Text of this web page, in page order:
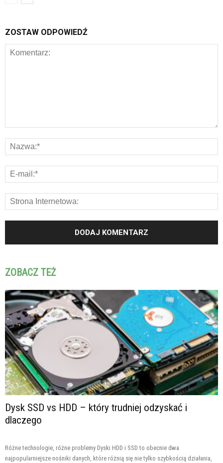
ZOSTAW ODPOWIEDŹ
ZOBACZ TEŻ
Dysk SSD vs HDD – który trudniej odzyskać i
dlaczego
Różne technologie, różne problemy Dyski HDD i SSD to obecnie dwa
najpopularniejsze nośniki danych, które różnią się nie tylko szybkością działania,